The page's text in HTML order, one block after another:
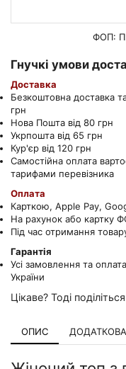
ФОП:
Гнучкі умови
Доставка
Безкоштовна доставка
грн
Нова Пошта від 80 грн
Укрпошта від 65 грн
Кур'єр від 120 грн
Самостійна оплата
тарифами перевізника
Оплата
Карткою, Apple Pay,
На рахунок або картку
Під час отримання
Гарантія
Усі замовлення та
України
Цікаве? Тоді
ОПИС